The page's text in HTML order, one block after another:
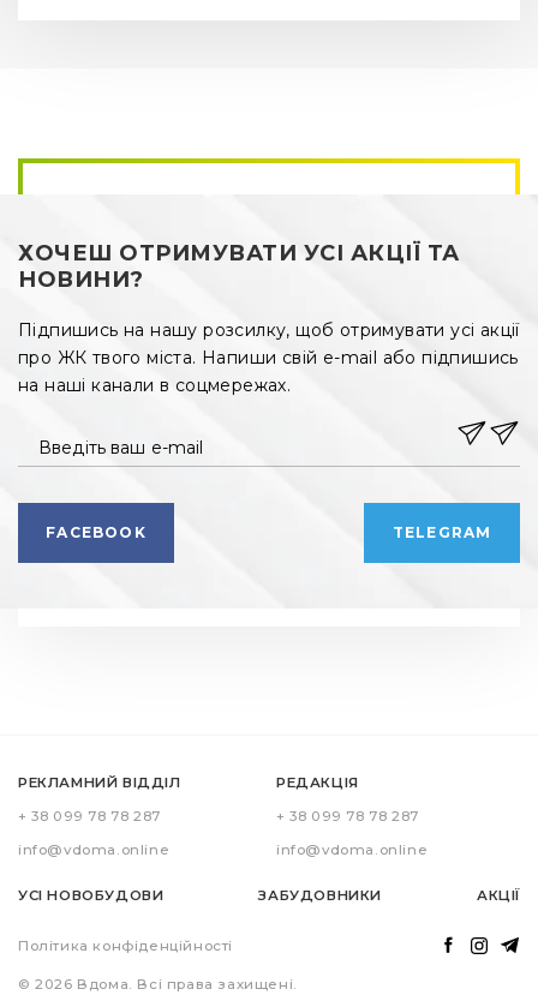
ХОЧЕШ ОТРИМУВАТИ УСІ АКЦІЇ ТА
НОВИНИ?
Підпишись на нашу розсилку, щоб отримувати усі акції
про ЖК твого міста. Напиши свій e-mail або підпишись
на наші канали в соцмережах.
Введіть ваш e-mail
FACEBOOK TELEGRAM
РЕКЛАМНИЙ ВІДДІЛ
+ 38 099 78 78 287
info@vdoma.online
РЕДАКЦІЯ
+ 38 099 78 78 287
info@vdoma.online
АКЦІЇ
ЗАБУДОВНИКИ
УСІ НОВОБУДОВИ
Політика конфіденційності
© 2026 Вдома. Всі права захищені.